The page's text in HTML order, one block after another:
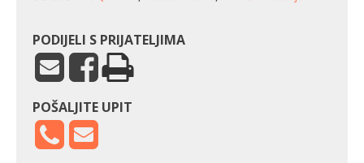
PODIJELI S PRIJATELJIMA
POŠALJITE UPIT